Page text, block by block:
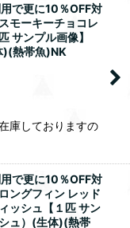
で更に10％OFF対
モーキーチョコレ
サンプル画像】
)(熱帯魚)NK
庫しておりますの
で更に10％OFF対
ングフィン レッド
ッシュ【１匹 サン
ュ）(生体)(熱帯